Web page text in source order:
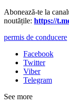
Abonează-te la
noutățile: https://
permis de conducere
Facebook
Twitter
Viber
Telegram
See more